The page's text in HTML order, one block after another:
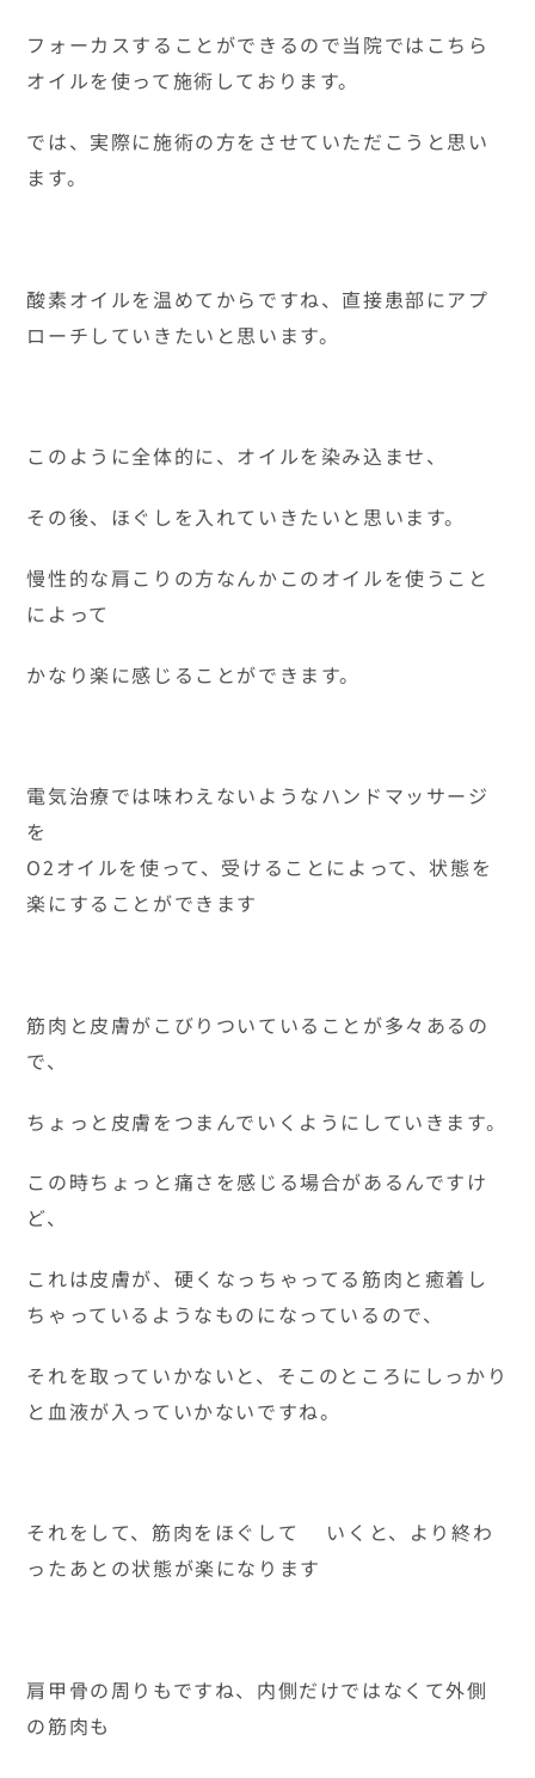
フォーカスすることができるので当院ではこちら
オイルを使って施術しております。
では、実際に施術の方をさせていただこうと思い
ます。
酸素オイルを温めてからですね、直接患部にアプ
ローチしていきたいと思います。
このように全体的に、オイルを染み込ませ、
その後、ほぐしを入れていきたいと思います。
慢性的な肩こりの方なんかこのオイルを使うこと
によって
かなり楽に感じることができます。
電気治療では味わえないようなハンドマッサージ
を
O2オイルを使って、受けることによって、状態を
楽にすることができます
筋肉と皮膚がこびりついていることが多々あるの
で、
ちょっと皮膚をつまんでいくようにしていきます。
この時ちょっと痛さを感じる場合があるんですけ
ど、
これは皮膚が、硬くなっちゃってる筋肉と癒着し
ちゃっているようなものになっているので、
それを取っていかないと、そこのところにしっかり
と血液が入っていかないですね。
それをして、筋肉をほぐして いくと、より終わ
ったあとの状態が楽になります
肩甲骨の周りもですね、内側だけではなくて外側
の筋肉も